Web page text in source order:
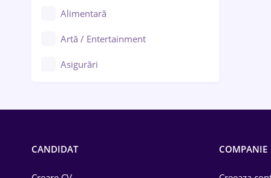
Alimentară
Artă / Entertainment
Asigurări
CANDIDAT COMPANIE